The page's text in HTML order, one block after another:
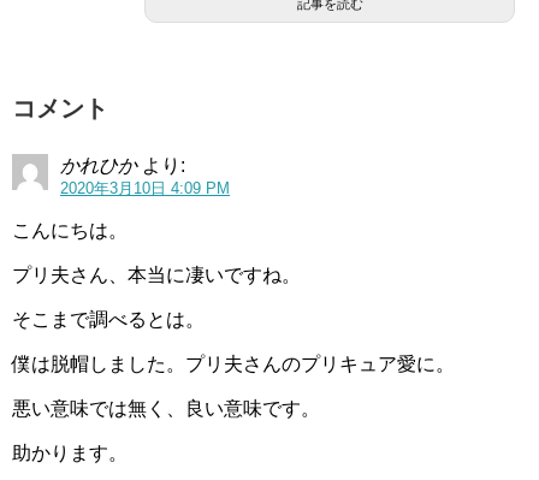
引用元：
ィションに合格しています。
ミスセブンティーン2019に選ばれました。
記事を読む
コメント
かれひか より:
2020年3月10日 4:09 PM
こんにちは。
プリ夫さん、本当に凄いですね。
そこまで調べるとは。
僕は脱帽しました。プリ夫さんのプリキュア愛に。
悪い意味では無く、良い意味です。
助かります。